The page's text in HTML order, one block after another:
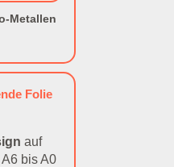
Metallen
Folie
auf
bis A0